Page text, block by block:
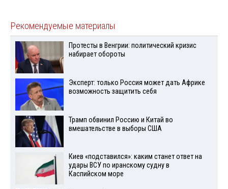
Рекомендуемые материалы
Протесты в Венгрии: политический кризис
набирает обороты
Эксперт: только Россия может дать Африке
возможность защитить себя
Трамп обвинил Россию и Китай во
вмешательстве в выборы США
Киев «подставился»: каким станет ответ на
удары ВСУ по иранскому судну в
Каспийском море